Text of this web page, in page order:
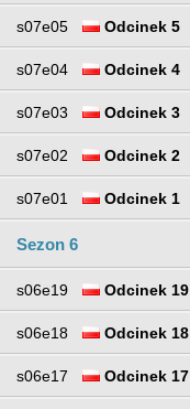
s07e05 Odcinek 5
s07e04 Odcinek 4
s07e03 Odcinek 3
s07e02 Odcinek 2
s07e01 Odcinek 1
Sezon 6
s06e19 Odcinek 19
s06e18 Odcinek 18
s06e17 Odcinek 17